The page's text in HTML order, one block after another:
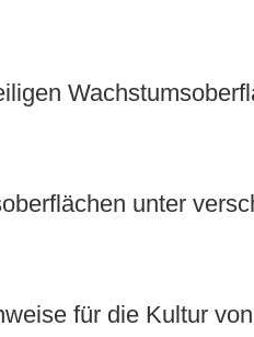
unter
für die Kultur